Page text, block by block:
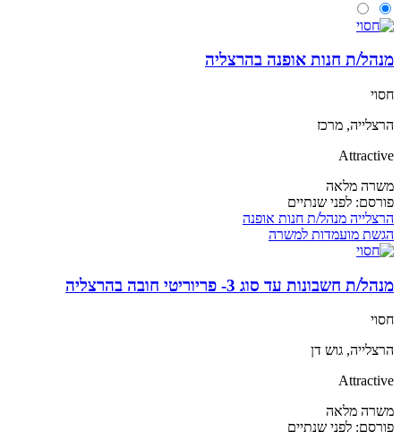
מנהל/ת חנות אופנה בהרצליה
חסוי
הרצלייה, מרכז
Attractive
משרה מלאה
פורסם: לפני שנתיים
הרצלייה מנהל/ת חנות אופנה
הגשת מועמדות למשרה
מנהל/ת חשבונות עד סוג 3- פריוריטי חובה בהרצליה
חסוי
הרצלייה, גוש דן
Attractive
משרה מלאה
פורסם: לפני שנתיים